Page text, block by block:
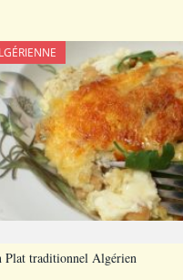
Plat traditionnel Algérien